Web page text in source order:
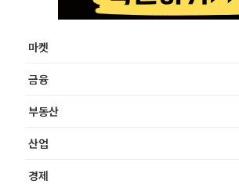
마켓
금융
부동산
산업
경제